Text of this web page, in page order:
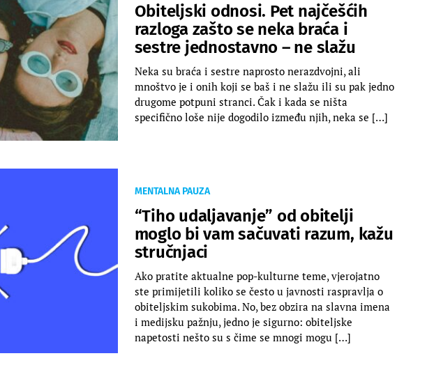
Obiteljski odnosi. Pet najčešćih
razloga zašto se neka braća i
sestre jednostavno – ne slažu
Neka su braća i sestre naprosto nerazdvojni, ali
mnoštvo je i onih koji se baš i ne slažu ili su pak jedno
drugome potpuni stranci. Čak i kada se ništa
specifično loše nije dogodilo između njih, neka se […]
MENTALNA PAUZA
“Tiho udaljavanje” od obitelji
moglo bi vam sačuvati razum, kažu
stručnjaci
Ako pratite aktualne pop-kulturne teme, vjerojatno
ste primijetili koliko se često u javnosti raspravlja o
obiteljskim sukobima. No, bez obzira na slavna imena
i medijsku pažnju, jedno je sigurno: obiteljske
napetosti nešto su s čime se mnogi mogu […]